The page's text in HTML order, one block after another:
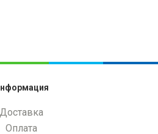
Доставка
Оплата